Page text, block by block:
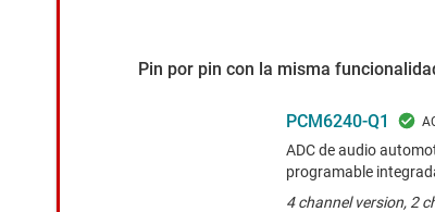
Pin por pin con la misma
PCM6240-Q1
ADC de audio
programable
4 channel version, 2